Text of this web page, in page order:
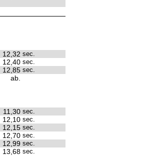
12,32 sec.
12,40 sec.
12,85 sec.
ab.
11,30 sec.
12,10 sec.
12,15 sec.
12,70 sec.
12,99 sec.
13,68 sec.